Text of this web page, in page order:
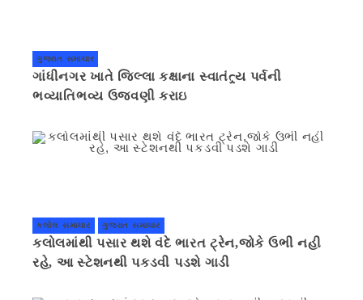
ગુજરાત સમાચાર
ગાંધીનગર ખાતે જિલ્લા કક્ષાના સ્વાતંત્ર્ય પર્વની
ભવ્યાતિભવ્ય ઉજવણી કરાઇ
કલોલ સમાચાર ગુજરાત સમાચાર
કલોલમાંથી પસાર થશે વંદે ભારત ટ્રેન,જોકે ઉભી નહી
રહે, આ સ્ટેશનથી પકડવી પડશે ગાડી